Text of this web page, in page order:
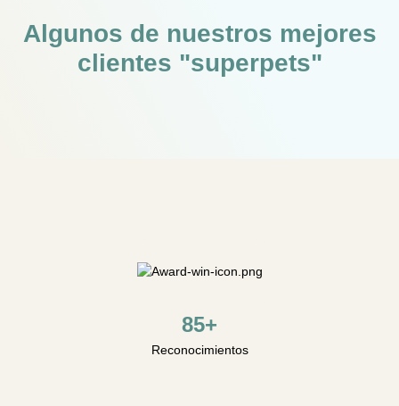
Algunos de nuestros mejores
clientes "superpets"
85+
Reconocimientos